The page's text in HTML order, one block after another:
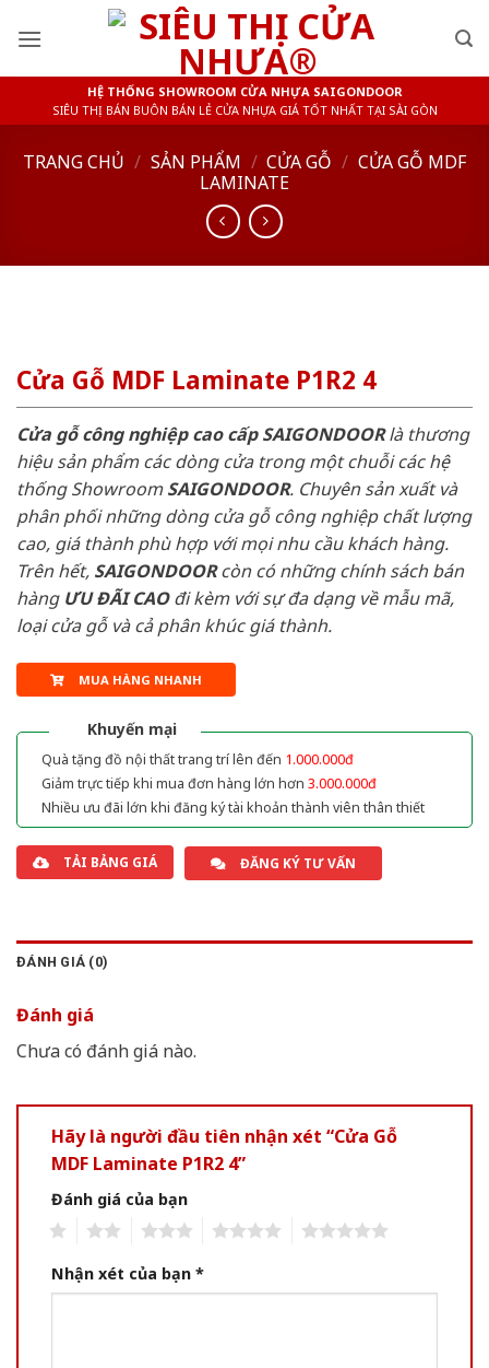
HỆ THỐNG SHOWROOM CỬA NHỰA SAIGONDOOR
SIÊU THỊ BÁN BUÔN BÁN LẺ CỬA NHỰA GIÁ TỐT NHẤT TẠI SÀI GÒN
TRANG CHỦ / SẢN PHẨM / CỬA GỖ / CỬA GỖ MDF
LAMINATE
Cửa Gỗ MDF Laminate P1R2 4
Cửa gỗ công nghiệp cao cấp SAIGONDOORlà thương
hiệu sản phẩm các dòng cửa trong một chuỗi các hệ
thống ShowroomSAIGONDOOR. Chuyên sản xuất và
phân phối những dòng cửa gỗ công nghiệp chất lượng
cao, giá thành phù hợp với mọi nhu cầu khách hàng.
Trên hết, SAIGONDOORcòn có những chính sách bán
hàng ƯU ĐÃI CAOđi kèm với sự đa dạng về mẫu mã,
loại cửa gỗ và cả phân khúc giá thành.
MUA HÀNG NHANH
Khuyến mại
Quà tặng đồ nội thất trang trí lên đến 1.000.000đ
Giảm trực tiếp khi mua đơn hàng lớn hơn 3.000.000đ
Nhiều ưu đãi lớn khi đăng ký tài khoản thành viên thân thiết
TẢI BẢNG GIÁ ĐĂNG KÝ TƯ VẤN
ĐÁNH GIÁ (0)
Đánh giá
Chưa có đánh giá nào.
Hãy là người đầu tiên nhận xét “Cửa Gỗ
MDF Laminate P1R2 4”
Đánh giá của bạn
Nhận xét của bạn *